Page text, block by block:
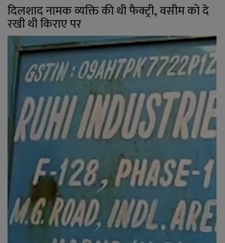
दिलशाद नामक व्यक्ति की थी फैक्ट्री, वसीम को दे
रखी थी किराए पर